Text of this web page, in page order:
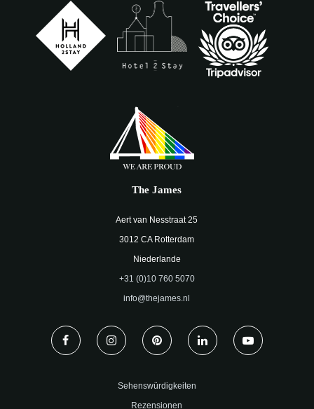
The James
Aert van Nesstraat 25
3012 CA Rotterdam
Niederlande
+31 (0)10 760 5070
info@thejames.nl
Sehenswürdigkeiten
Rezensionen